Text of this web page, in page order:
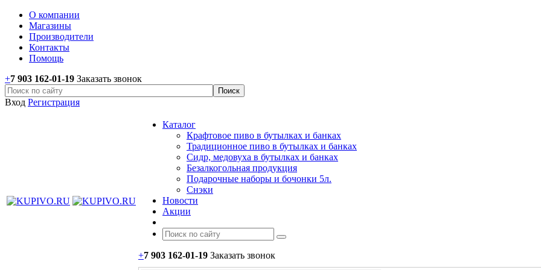
О компании
Магазины
Производители
Контакты
Помощь
+7 903 162-01-19 Заказать звонок
Вход Регистрация
Каталог
Крафтовое пиво в бутылках и банках
Традиционное пиво в бутылках и банках
Сидр, медовуха в бутылках и банках
Безалкогольная продукция
Подарочные наборы и бочонки 5л.
Снэки
Новости
Акции
+7 903 162-01-19 Заказать звонок